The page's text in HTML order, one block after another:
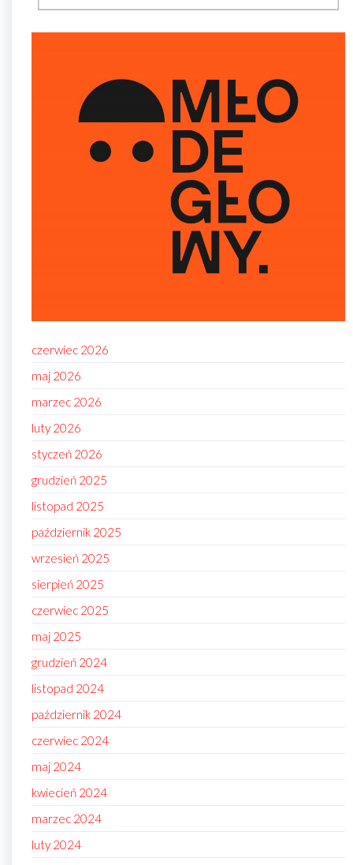
czerwiec 2026
maj 2026
marzec 2026
luty 2026
styczeń 2026
grudzień 2025
listopad 2025
październik 2025
wrzesień 2025
sierpień 2025
czerwiec 2025
maj 2025
grudzień 2024
listopad 2024
październik 2024
czerwiec 2024
maj 2024
kwiecień 2024
marzec 2024
luty 2024